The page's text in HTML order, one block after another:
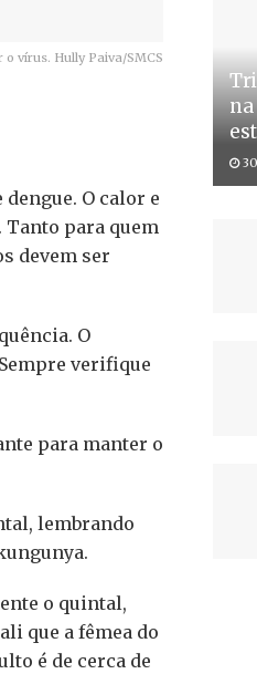
vírus. Hully Paiva/SMCS
O calor e
para quem
devem ser
O
verifique
para manter o
lembrando
o quintal,
que a fêmea do
é de cerca de
na